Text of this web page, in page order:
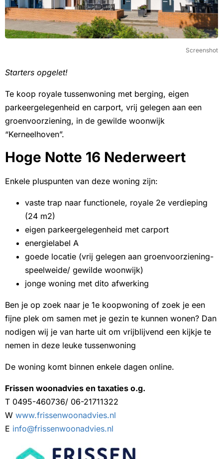
Screenshot
Starters opgelet!
Te koop royale tussenwoning met berging, eigen
parkeergelegenheid en carport, vrij gelegen aan een
groenvoorziening, in de gewilde woonwijk
“Kerneelhoven”.
Hoge Notte 16 Nederweert
Enkele pluspunten van deze woning zijn:
vaste trap naar functionele, royale 2e verdieping
(24 m2)
eigen parkeergelegenheid met carport
energielabel A
goede locatie (vrij gelegen aan groenvoorziening-
speelweide/ gewilde woonwijk)
jonge woning met dito afwerking
Ben je op zoek naar je 1e koopwoning of zoek je een
fijne plek om samen met je gezin te kunnen wonen? Dan
nodigen wij je van harte uit om vrijblijvend een kijkje te
nemen in deze leuke tussenwoning
De woning komt binnen enkele dagen online.
Frissen woonadvies en taxaties o.g.
T 0495-460736/ 06-21711322
W www.frissenwoonadvies.nl
E info@frissenwoonadvies.nl